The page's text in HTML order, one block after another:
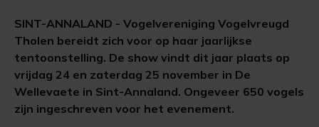
SINT-ANNALAND - Vogelvereniging Vogelvreugd
Tholen bereidt zich voor op haar jaarlijkse
tentoonstelling. De show vindt dit jaar plaats op
vrijdag 24 en zaterdag 25 november in De
Wellevaete in Sint-Annaland. Ongeveer 650 vogels
zijn ingeschreven voor het evenement.